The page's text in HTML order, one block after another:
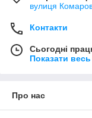
вулиця
Контакти
Сьогодні
Показати
Про нас